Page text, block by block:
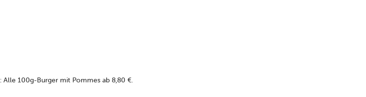
: Alle 100g-Burger mit Pommes ab 8,80 €.